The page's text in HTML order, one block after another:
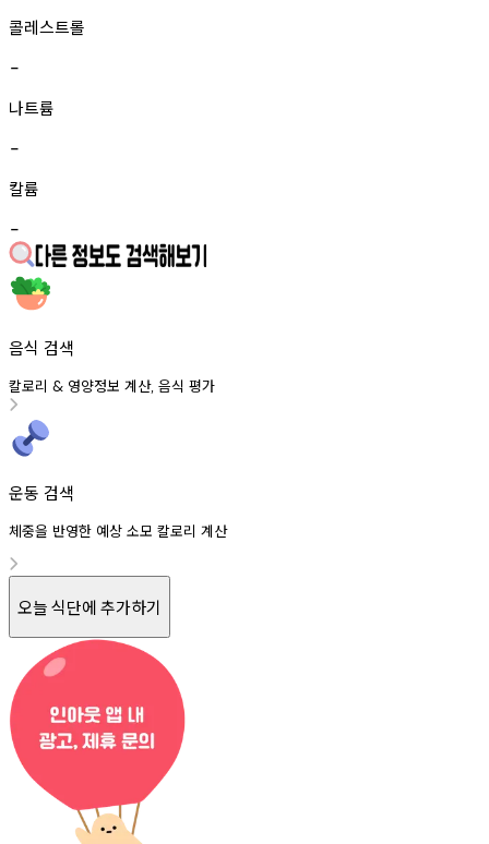
콜레스트롤
-
나트륨
-
칼륨
-
음식 검색
칼로리 & 영양정보 계산, 음식 평가
운동 검색
체중을 반영한 예상 소모 칼로리 계산
오늘 식단에 추가하기